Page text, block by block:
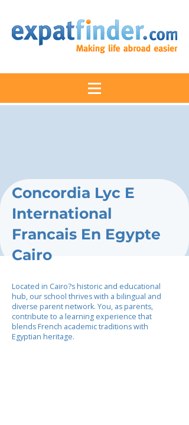
Concordia Lyc E
International
Francais En Egypte
Cairo
Located in Cairo?s historic and educational
hub, our school thrives with a bilingual and
diverse parent network. You, as parents,
contribute to a learning experience that
blends French academic traditions with
Egyptian heritage.